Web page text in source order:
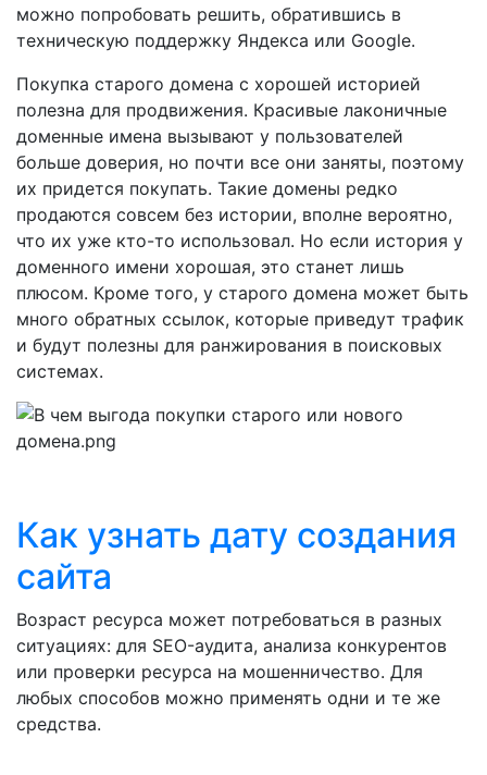
можно попробовать решить, обратившись в
техническую поддержку Яндекса или Google.
Покупка старого домена с хорошей историей
полезна для продвижения. Красивые лаконичные
доменные имена вызывают у пользователей
больше доверия, но почти все они заняты, поэтому
их придется покупать. Такие домены редко
продаются совсем без истории, вполне вероятно,
что их уже кто-то использовал. Но если история у
доменного имени хорошая, это станет лишь
плюсом. Кроме того, у старого домена может быть
много обратных ссылок, которые приведут трафик
и будут полезны для ранжирования в поисковых
системах.
Как узнать дату создания
сайта
Возраст ресурса может потребоваться в разных
ситуациях: для SEO-аудита, анализа конкурентов
или проверки ресурса на мошенничество. Для
любых способов можно применять одни и те же
средства.